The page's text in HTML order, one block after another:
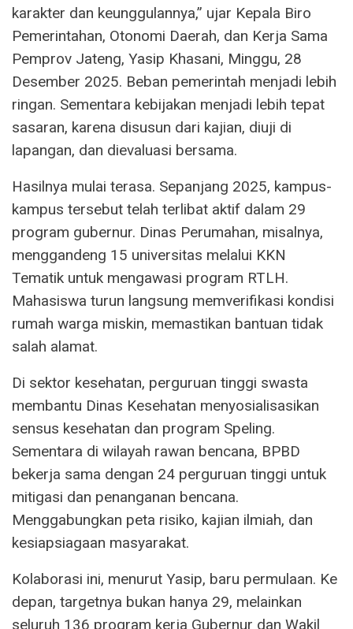
karakter dan keunggulannya,” ujar Kepala Biro
Pemerintahan, Otonomi Daerah, dan Kerja Sama
Pemprov Jateng, Yasip Khasani, Minggu, 28
Desember 2025. Beban pemerintah menjadi lebih
ringan. Sementara kebijakan menjadi lebih tepat
sasaran, karena disusun dari kajian, diuji di
lapangan, dan dievaluasi bersama.
Hasilnya mulai terasa. Sepanjang 2025, kampus-
kampus tersebut telah terlibat aktif dalam 29
program gubernur. Dinas Perumahan, misalnya,
menggandeng 15 universitas melalui KKN
Tematik untuk mengawasi program RTLH.
Mahasiswa turun langsung memverifikasi kondisi
rumah warga miskin, memastikan bantuan tidak
salah alamat.
Di sektor kesehatan, perguruan tinggi swasta
membantu Dinas Kesehatan menyosialisasikan
sensus kesehatan dan program Speling.
Sementara di wilayah rawan bencana, BPBD
bekerja sama dengan 24 perguruan tinggi untuk
mitigasi dan penanganan bencana.
Menggabungkan peta risiko, kajian ilmiah, dan
kesiapsiagaan masyarakat.
Kolaborasi ini, menurut Yasip, baru permulaan. Ke
depan, targetnya bukan hanya 29, melainkan
seluruh 136 program kerja Gubernur dan Wakil